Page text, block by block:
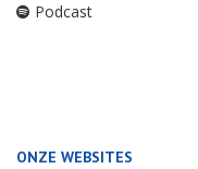
Podcast
ONZE WEBSITES